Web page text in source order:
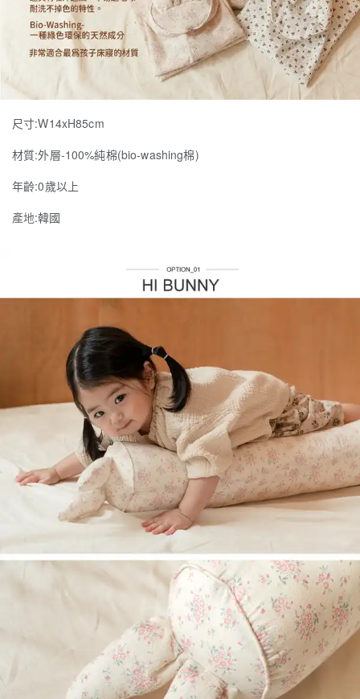
尺寸:W14xH85cm
材質:外層-100%純棉(bio-washing棉)
年齡:0歲以上
產地:韓國